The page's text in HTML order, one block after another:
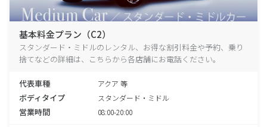
基本料金プラン（C2）
スタンダード・ミドルのレンタル、お得な割引料金や予約、乗り
捨てなどの詳細は、こちらから各店舗にお電話ください。
代表車種 アクア 等
ボディタイプ スタンダード・ミドル
営業時間 08:00-20:00